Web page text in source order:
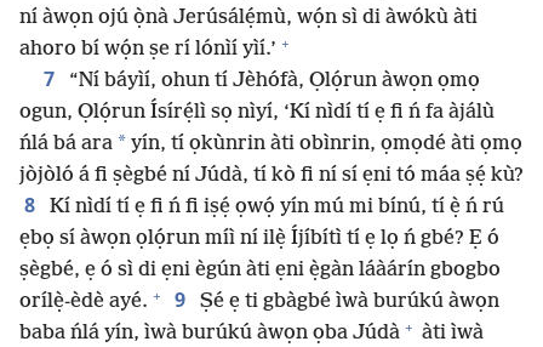
ní àwọn ojú ọ̀nà Jerúsálẹ́mù, wọ́n sì di àwókù àti
ahoro bí wọ́n ṣe rí lónìí yìí.’ +
7
“Ní báyìí, ohun tí Jèhófà, Ọlọ́run àwọn ọmọ
ogun, Ọlọ́run Ísírẹ́lì sọ nìyí, ‘Kí nìdí tí ẹ fi ń fa àjálù
ńlá bá ara * yín, tí ọkùnrin àti obìnrin, ọmọdé àti ọmọ
jòjòló á fi ṣègbé ní Júdà, tí kò fi ní sí ẹni tó máa ṣẹ́ kù?
8
Kí nìdí tí ẹ fi ń fi iṣẹ́ ọwọ́ yín mú mi bínú, tí ẹ̀ ń rú
ẹbọ sí àwọn ọlọ́run míì ní ilẹ̀ Íjíbítì tí ẹ lọ ń gbé? Ẹ ó
ṣègbé, ẹ ó sì di ẹni ègún àti ẹni ẹ̀gàn láàárín gbogbo
orílẹ̀-èdè ayé. + 9
Ṣé ẹ ti gbàgbé ìwà burúkú àwọn
baba ńlá yín, ìwà burúkú àwọn ọba Júdà + àti ìwà